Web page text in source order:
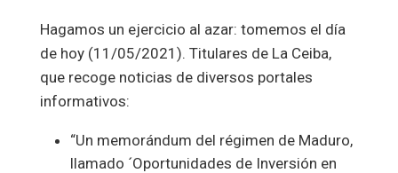
Hagamos un ejercicio al azar: tomemos el día
de hoy (11/05/2021). Titulares de La Ceiba,
que recoge noticias de diversos portales
informativos:
“Un memorándum del régimen de Maduro,
llamado ´Oportunidades de Inversión en